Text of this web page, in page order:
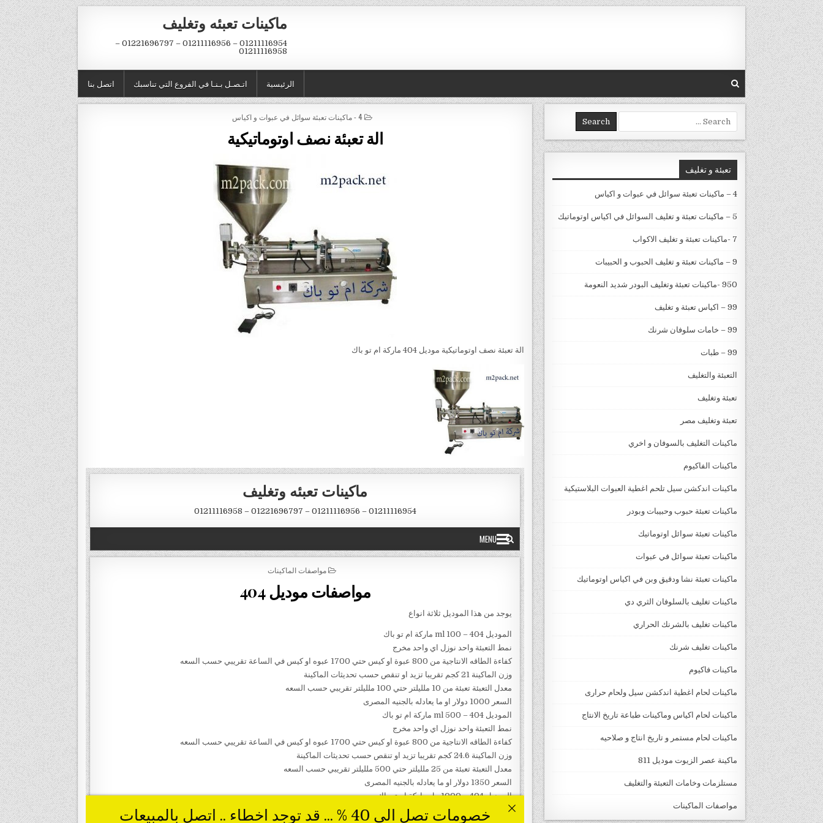
Skip to content
ماكينات تعبئه وتغليف
01211116954 – 01211116956 – 01221696797 –
01211116958
اتصل بنا اتـصـل بـنـا في الفروع التي تناسبك الرئيسية
POSTED IN
4 - ماكينات تعبئة سوائل في عبوات و اكياس
الة تعبئة نصف اوتوماتيكية
الة تعبئة نصف اوتوماتيكية موديل 404 ماركة ام تو باك
Search for:
تعبئة و تغليف
4 – ماكينات تعبئة سوائل في عبوات و اكياس
5 – ماكينات تعبئة و تغليف السوائل في اكياس اوتوماتيك
7 -ماكينات تعبئة و تغليف الاكواب
9 – ماكينات تعبئة و تغليف الحبوب و الحبيبات
950 -ماكينات تعبئة وتغليف البودر شديد النعومة
99 – اكياس تعبئة و تغليف
99 – خامات سلوفان شرنك
99 – طبات
التعبئة والتغليف
تعبئة وتغليف
تعبئة وتغليف مصر
ماكينات التغليف بالسوفان و اخري
ماكينات الفاكيوم
ماكينات اندكشن سيل تلحم اغطية العبوات البلاستيكية
ماكينات تعبئة حبوب وحبيبات وبودر
ماكينات تعبئة سوائل اوتوماتيك
ماكينات تعبئة سوائل في عبوات
ماكينات تعبئة نشا ودقيق وبن في اكياس اوتوماتيك
ماكينات تغليف بالسلوفان الثري دي
ماكينات تغليف بالشرنك الحراري
ماكينات تغليف شرنك
ماكينات فاكيوم
ماكينات لحام اغطية اندكشن سيل ولحام حرارى
ماكينات لحام اكياس وماكينات طباعة تاريخ الانتاج
ماكينات لحام مستمر و تاريخ انتاج و صلاحيه
ماكينة عصر الزيوت موديل 811
مستلزمات وخامات التعبئة والتغليف
مواصفات الماكينات